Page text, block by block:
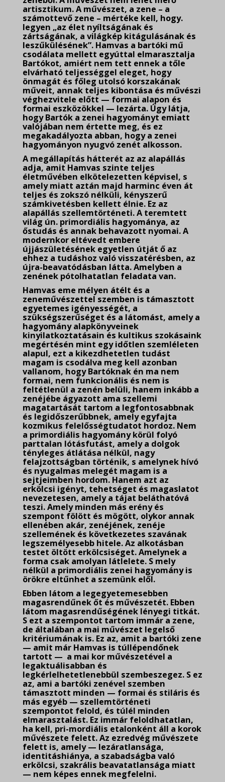
artisztikum. A művészet, a zene – a
számottevő zene – mértéke kell, hogy.
legyen „az élet nyíltságának és
zártságának, a világkép kitágulásának és
leszűkülésének”. Hamvas a bartóki mű
csodálata mellett egyúttal elmarasztalja
Bartókot, amiért nem tett ennek a tőle
elvárható teljességgel eleget, hogy
önmagát és főleg utolsó korszakának
műveit, annak teljes kibontása és művészi
véghezvitele előtt — formai alapon és
formai eszközökkel — lezárta. Úgy látja,
hogy Bartók a zenei hagyományt emiatt
valójában nem értette meg, és ez
megakadályozta abban, hogy a zenei
hagyományon nyugvó zenét alkosson.
A megállapítás hátterét az az alapállás
adja, amit Hamvas szinte teljes
életművében elkötelezetten képvisel, s
amely miatt aztán majd harminc éven át
teljes és zokszó nélküli, kényszerű
számkivetésben kellett élnie. Ez az
alapállás szellemtörténeti. A teremtett
világ ún. primordiális hagyománya, az
őstudás és annak behavazott nyomai. A
modernkor eltévedt embere
újjászületésének egyetlen útját ő az
ehhez a tudáshoz való visszatérésben, az
újra-beavatódásban látta. Amelyben a
zenének pótolhatatlan feladata van.
Hamvas eme mélyen átélt és a
zeneművészettel szemben is támasztott
egyetemes igényességét, a
szükségszerűséget és a látomást, amely a
hagyomány alapkönyveinek
kinyilatkoztatásain és kultikus szokásaink
megértésén mint egy időtlen szemléleten
alapul, ezt a kikezdhetetlen tudást
magam is csodálva meg kell azonban
vallanom, hogy Bartóknak én ma nem
formai, nem funkcionális és nem is
feltétlenül a zenén belüli, hanem inkább a
zenéjébe ágyazott ama szellemi
magatartását tartom a legfontosabbnak
és legidőszerűbbnek, amely egyfajta
kozmikus felelősségtudatot hordoz. Nem
a primordiális hagyomány körül folyó
parttalan lótásfutást, amely a dolgok
tényleges átlátása nélkül, nagy
felajzottságban történik, s amelynek hívó
és nyugalmas melegét magam is a
sejtjeimben hordom. Hanem azt az
erkölcsi igényt, tehetséget és magaslatot
nevezetesen, amely a tájat beláthatóvá
teszi. Amely minden más erény és
szempont fölött és mögött, olykor annak
ellenében akár, zenéjének, zenéje
szellemének és következetes szavának
legszemélyesebb hitele. Az alkotásban
testet öltött erkölcsiséget. Amelynek a
forma csak amolyan látlelete. S mely
nélkül a primordiális zenei hagyomány is
örökre eltűnhet a szemünk elől.
Ebben látom a legegyetemesebben
magasrendűnek őt és művészetét. Ebben
látom magasrendűségének lényegi titkát.
S ezt a szempontot tartom immár a zene,
de általában a mai művészet legelső
kritériumának is. Ez az, amit a bartóki zene
— amit már Hamvas is túllépendőnek
tartott — a mai kor művészetével a
legaktuálisabban és
legkérlelhetetlenebbül szembeszegez. S ez
az, ami a bartóki zenével szemben
támasztott minden — formai és stiláris és
más egyéb — szellemtörténeti
szempontot felold, és túlél minden
elmarasztalást. Ez immár feloldhatatlan,
ha kell, pri-mordiális etalonként áll a korok
művészete felett. Az ezredvég művészete
felett is, amely — lezáratlansága,
identitáshiánya, a szabadságba való
erkölcsi, szakrális beavatatlansága miatt
— nem képes ennek megfelelni.